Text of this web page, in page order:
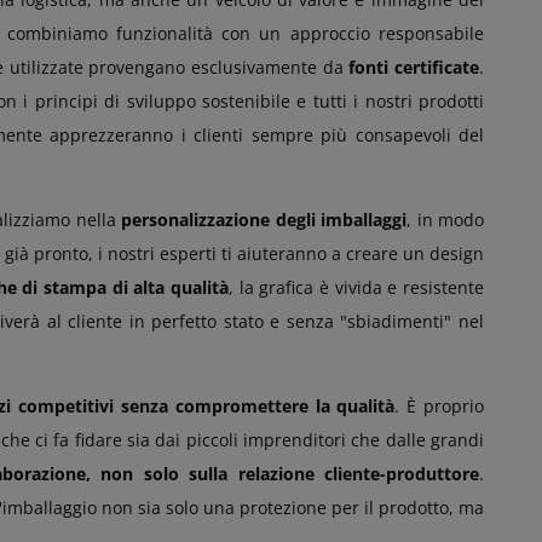
funzionalità con un approccio responsabile
provengano esclusivamente dafonti certificate.
i principi di sviluppo sostenibile e tutti i nostri prodotti
apprezzeranno i clienti sempre più consapevoli del
nella personalizzazione degli imballaggi, in modo
pronto, i nostri esperti ti aiuteranno a creare un design
di stampa di alta qualità, la grafica è vivida e resistente
al cliente in perfetto stato e senza "sbiadimenti" nel
competitivi senza compromettere la qualità. È proprio
ci fa fidare sia dai piccoli imprenditori che dalle grandi
non solo sulla relazione cliente-produttore.
non sia solo una protezione per il prodotto, ma